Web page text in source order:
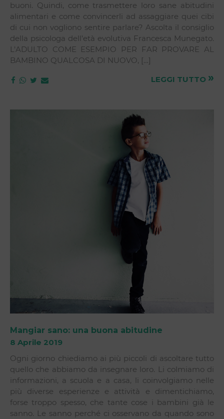
buoni. Quindi, come trasmettere loro sane abitudini
alimentari e come convincerli ad assaggiare quei cibi
di cui non vogliono sentire parlare? Ascolta il consiglio
della psicologa dell’età evolutiva Francesca Munegato.
L’ADULTO COME ESEMPIO PER FAR PROVARE AL
BAMBINO QUALCOSA DI NUOVO, […]
LEGGI TUTTO »
Mangiar sano: una buona abitudine
8 Aprile 2019
Ogni giorno chiediamo ai più piccoli di ascoltare tutto
quello che abbiamo da insegnare loro. Li colmiamo di
informazioni, a scuola e a casa, li coinvolgiamo nelle
più diverse esperienze e attività e dimentichiamo,
forse troppo spesso, che tante cose i bambini già le
sanno. Le sanno perché ci osservano da quando sono